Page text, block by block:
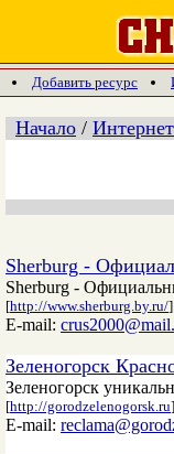
Добавить ресурс
Начало /
Sherburg -
Sherburg -
[http://www.sherburg.by.ru/]
E-mail:
Зеленогорск
Зеленогорск
[http://gorodzelenogorsk.ru]
E-mail: